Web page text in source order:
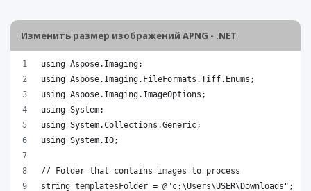
Изменить размер изображений APNG - .NET